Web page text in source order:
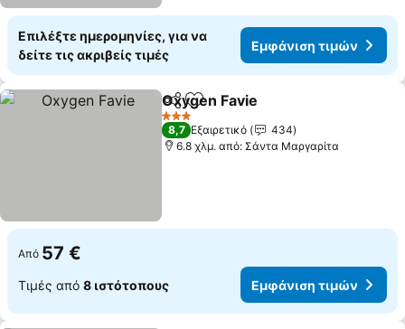
Επιλέξτε ημερομηνίες, για να
δείτε τις ακριβείς τιμές
Εμφάνιση τιμών
Κοινοποίηση
Προσθήκη στα αγαπημένα
Oxygen Favie
3 Αστέρια
8,7 Εξαιρετικό
434
6.8 χλμ. από: Σάντα Μαργαρίτα
Από 57 €
Τιμές από 8 ιστότοπους Εμφάνιση τιμών